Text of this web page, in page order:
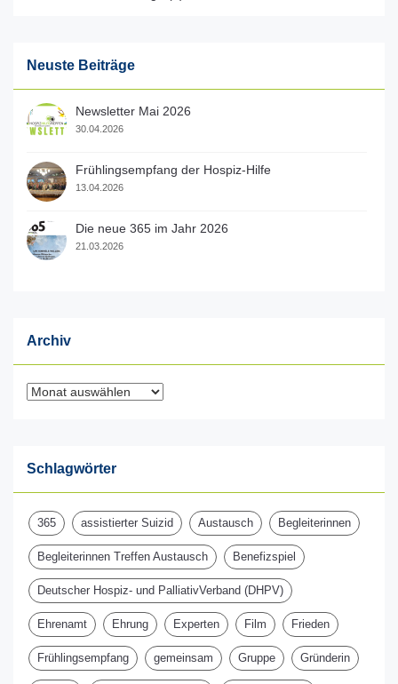
Neuste Beiträge
Newsletter Mai 2026
30.04.2026
Frühlingsempfang der Hospiz-Hilfe
13.04.2026
Die neue 365 im Jahr 2026
21.03.2026
Archiv
Archiv
Schlagwörter
365 assistierter Suizid Austausch Begleiterinnen
Begleiterinnen Treffen Austausch Benefizspiel
Deutscher Hospiz- und PalliativVerband (DHPV)
Ehrenamt Ehrung Experten Film Frieden
Frühlingsempfang gemeinsam Gruppe Gründerin